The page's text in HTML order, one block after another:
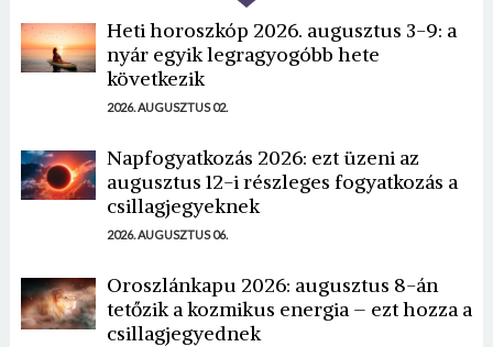
Heti horoszkóp 2026. augusztus 3-9: a
nyár egyik legragyogóbb hete
következik
2026. AUGUSZTUS 02.
Napfogyatkozás 2026: ezt üzeni az
augusztus 12-i részleges fogyatkozás a
csillagjegyeknek
2026. AUGUSZTUS 06.
Oroszlánkapu 2026: augusztus 8-án
tetőzik a kozmikus energia – ezt hozza a
csillagjegyednek